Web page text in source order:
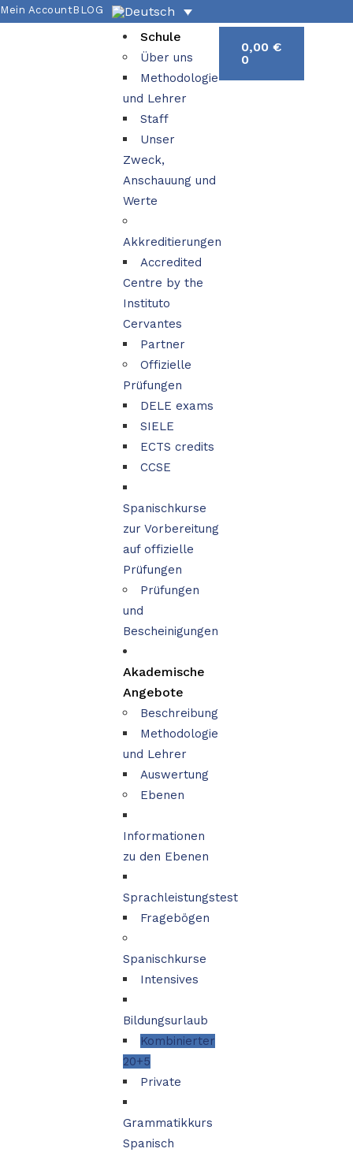
Mein AccountBLOG
Schule
Über uns
Methodologie
und Lehrer
Staff
Unser
Zweck,
Anschauung und
Werte
Akkreditierungen
Accredited
Centre by the
Instituto
Cervantes
Partner
Offizielle
Prüfungen
DELE exams
SIELE
ECTS credits
CCSE
Spanischkurse
zur Vorbereitung
auf offizielle
Prüfungen
Prüfungen
und
Bescheinigungen
Akademische
Angebote
Beschreibung
Methodologie
und Lehrer
Auswertung
Ebenen
Informationen
zu den Ebenen
Sprachleistungstest
Fragebögen
Spanischkurse
Intensives
Bildungsurlaub
Kombinierter
20+5
Private
Grammatikkurs
Spanisch
0,00€
0